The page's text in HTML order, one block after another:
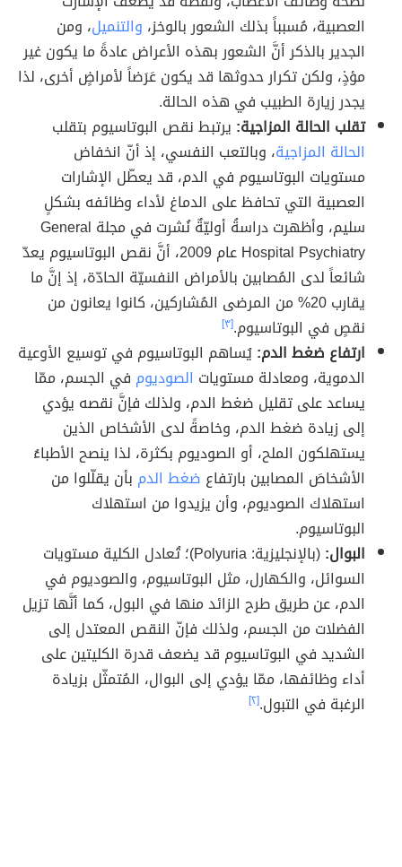
العصبية، مُسبباً بذلك الشعور بالوخز، والتنميل، ومن
الجدير بالذكر أنَّ الشعور بهذه الأعراض عادةً ما يكون غير
مؤذٍ، ولكن تكرار حدوثها قد يكون عَرَضاً لأمراضٍ أخرى، لذا
يجدر زيارة الطبيب في هذه الحالة.
تقلب الحالة المزاجية: يرتبط نقص البوتاسيوم بتقلب
الحالة المزاجية، وبالتعب النفسي، إذ أنّ انخفاض
مستويات البوتاسيوم في الدم، قد يعطّل الإشارات
العصبية التي تحافظ على الدماغ لأداء وظائفه بشكلٍ
سليم، وأظهرت دراسةُ أوليّةٌ نُشرت في مجلة General
Hospital Psychiatry عام 2009، أنَّ نقص البوتاسيوم يعدّ
شائعاً لدى المُصابين بالأمراض النفسيّة الحادّة، إذ إنَّ ما
يقارب 20% من المرضى المُشاركين، كانوا يعانون من
نقصٍ في البوتاسيوم.[٣]
ارتفاع ضغط الدم:يُساهم البوتاسيوم في توسيع الأوعية
الدموية، ومعادلة مستويات الصوديوم في الجسم، ممّا
يساعد على تقليل ضغط الدم، ولذلك فإنَّ نقصه يؤدي
إلى زيادة ضغط الدم، وخاصةً لدى الأشخاص الذين
يستهلكون الملح، أو الصوديوم بكثرة، لذا ينصح الأطباءُ
الأشخاصَ المصابين بارتفاع ضغط الدم بأن يقلّلوا من
استهلاك الصوديوم، وأن يزيدوا من استهلاك
البوتاسيوم.
البوال:
(بالإنجليزية: Polyuria)؛ تُعادل الكلية مستويات
السوائل، والكهارل، مثل البوتاسيوم، والصوديوم في
الدم، عن طريق طرح الزائد منها في البول، كما أنَّها تزيل
الفضلات من الجسم، ولذلك فإنّ النقص المعتدل إلى
الشديد في البوتاسيوم قد يضعف قدرة الكليتين على
أداء وظائفها، ممّا يؤدي إلى البوال، المُتمثّل بزيادة
الرغبة في التبول.[٢]